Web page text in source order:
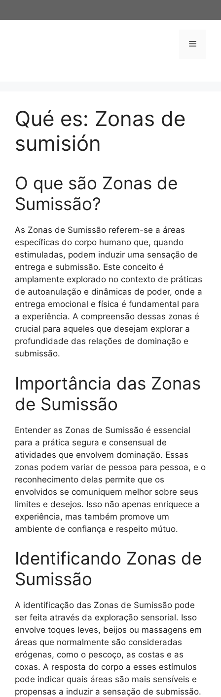
al
Menú
Qué es: Zonas de
sumisión
O que são Zonas de
Sumissão?
As Zonas de Sumissão referem-se a áreas
específicas do corpo humano que, quando
estimuladas, podem induzir uma sensação de
entrega e submissão. Este conceito é
amplamente explorado no contexto de práticas
de autoanulação e dinâmicas de poder, onde a
entrega emocional e física é fundamental para
a experiência. A compreensão dessas zonas é
crucial para aqueles que desejam explorar a
profundidade das relações de dominação e
submissão.
Importância das Zonas
de Sumissão
Entender as Zonas de Sumissão é essencial
para a prática segura e consensual de
atividades que envolvem dominação. Essas
zonas podem variar de pessoa para pessoa, e o
reconhecimento delas permite que os
envolvidos se comuniquem melhor sobre seus
limites e desejos. Isso não apenas enriquece a
experiência, mas também promove um
ambiente de confiança e respeito mútuo.
Identificando Zonas de
Sumissão
A identificação das Zonas de Sumissão pode
ser feita através da exploração sensorial. Isso
envolve toques leves, beijos ou massagens em
áreas que normalmente são consideradas
erógenas, como o pescoço, as costas e as
coxas. A resposta do corpo a esses estímulos
pode indicar quais áreas são mais sensíveis e
propensas a induzir a sensação de submissão.